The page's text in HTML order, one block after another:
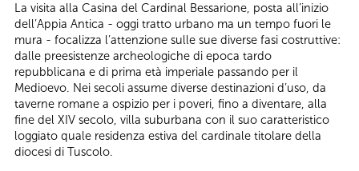
La visita alla Casina del Cardinal Bessarione, posta all’inizio
dell’Appia Antica - oggi tratto urbano ma un tempo fuori le
mura - focalizza l’attenzione sulle sue diverse fasi costruttive:
dalle preesistenze archeologiche di epoca tardo
repubblicana e di prima età imperiale passando per il
Medioevo. Nei secoli assume diverse destinazioni d’uso, da
taverne romane a ospizio per i poveri, fino a diventare, alla
fine del XIV secolo, villa suburbana con il suo caratteristico
loggiato quale residenza estiva del cardinale titolare della
diocesi di Tuscolo.